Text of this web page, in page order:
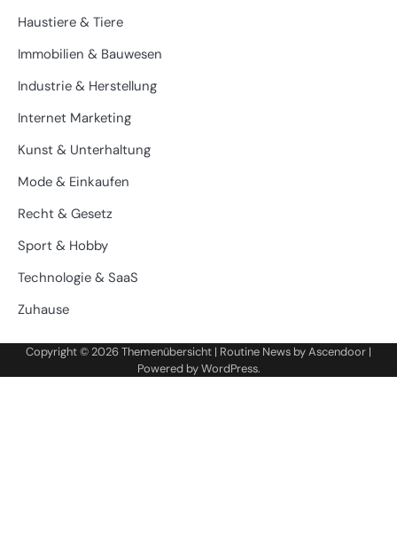
Haustiere & Tiere
Immobilien & Bauwesen
Industrie & Herstellung
Internet Marketing
Kunst & Unterhaltung
Mode & Einkaufen
Recht & Gesetz
Sport & Hobby
Technologie & SaaS
Zuhause
Copyright © 2026Themenübersicht | Routine News byAscendoor |
Powered byWordPress.